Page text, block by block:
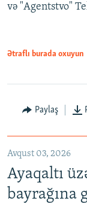
və "Agentstvo"
Ətraflı burada oxuyun
Paylaş
Avqust 03, 2026
Ayaqaltı
bayrağına